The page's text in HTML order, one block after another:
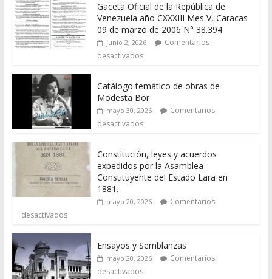
Gaceta Oficial de la República de
Venezuela año CXXXIII Mes V, Caracas
09 de marzo de 2006 N° 38.394
junio 2, 2026
Comentarios
desactivados
Catálogo temático de obras de
Modesta Bor
mayo 30, 2026
Comentarios
desactivados
Constitución, leyes y acuerdos
expedidos por la Asamblea
Constituyente del Estado Lara en
1881.
mayo 20, 2026
Comentarios
desactivados
Ensayos y Semblanzas
mayo 20, 2026
Comentarios
desactivados